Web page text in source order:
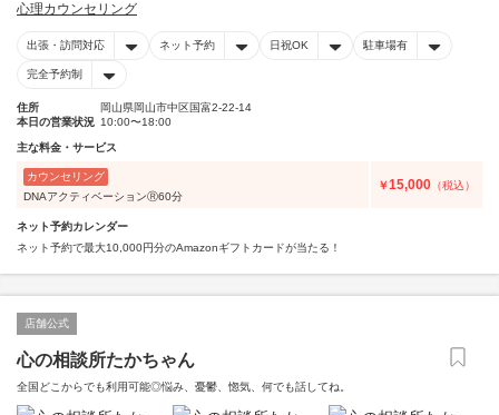
心理カウンセリング
出張・訪問対応 ネット予約 日祝OK 駐車場有
完全予約制
住所
岡山県岡山市中区国富2-22-14
本日の営業状況 10:00〜18:00
主な料金・サービス
カウンセリング
DNAアクティベーションⓇ60分
￥15,000 （税込）
ネット予約カレンダー
ネット予約で最大10,000円分のAmazonギフトカードが当たる！
店舗公式
心の相談所たかちゃん
全国どこからでも利用可能◎悩み、憂鬱、惚気、何でも話してね。